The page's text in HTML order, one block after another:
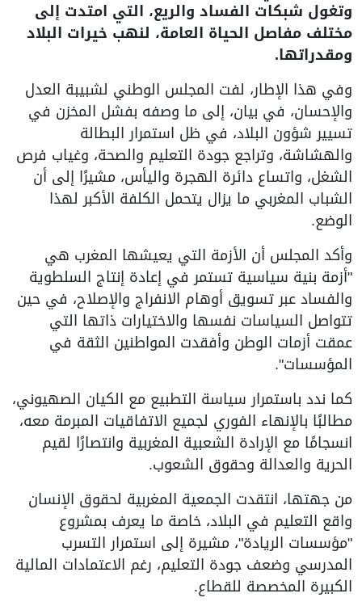
وتغول شبكات الفساد والريع، التي امتدت إلى
مختلف مفاصل الحياة العامة، لنهب خيرات البلاد
ومقدراتها.
وفي هذا الإطار، لفت المجلس الوطني لشبيبة العدل
والإحسان، في بيان، إلى ما وصفه بفشل المخزن في
تسيير شؤون البلاد، في ظل استمرار البطالة
والهشاشة، وتراجع جودة التعليم والصحة، وغياب فرص
الشغل، واتساع دائرة الهجرة واليأس، مشيرًا إلى أن
الشباب المغربي ما يزال يتحمل الكلفة الأكبر لهذا
الوضع.
وأكد المجلس أن الأزمة التي يعيشها المغرب هي
"أزمة بنية سياسية تستمر في إعادة إنتاج السلطوية
والفساد عبر تسويق أوهام الانفراج والإصلاح، في حين
تتواصل السياسات نفسها والاختيارات ذاتها التي
عمقت أزمات الوطن وأفقدت المواطنين الثقة في
المؤسسات".
كما ندد باستمرار سياسة التطبيع مع الكيان الصهيوني،
مطالبًا بالإنهاء الفوري لجميع الاتفاقيات المبرمة معه،
انسجامًا مع الإرادة الشعبية المغربية وانتصارًا لقيم
الحرية والعدالة وحقوق الشعوب.
من جهتها، انتقدت الجمعية المغربية لحقوق الإنسان
واقع التعليم في البلاد، خاصة ما يعرف بمشروع
"مؤسسات الريادة"، مشيرة إلى استمرار التسرب
المدرسي وضعف جودة التعليم، رغم الاعتمادات المالية
الكبيرة المخصصة للقطاع.